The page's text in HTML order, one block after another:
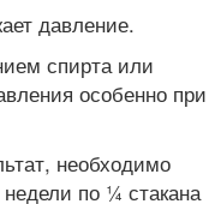
давление.
спирта или
особенно при
необходимо
по ¼ стакана